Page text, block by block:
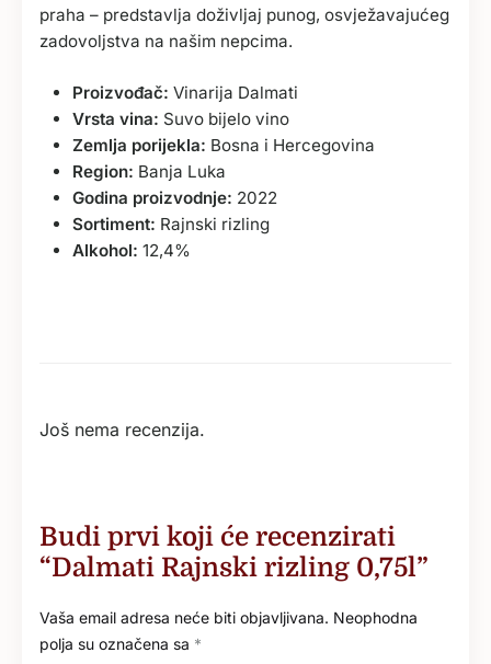
praha – predstavlja doživljaj punog, osvježavajućeg
zadovoljstva na našim nepcima.
Proizvođač: Vinarija Dalmati
Vrsta vina: Suvo bijelo vino
Zemlja porijekla: Bosna i Hercegovina
Region: Banja Luka
Godina proizvodnje: 2022
Sortiment: Rajnski rizling
Alkohol: 12,4%
Još nema recenzija.
Budi prvi koji će recenzirati
“Dalmati Rajnski rizling 0,75l”
Vaša email adresa neće biti objavljivana. Neophodna
polja su označena sa *